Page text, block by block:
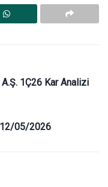
1Ç26 Kar Analizi
12/05/2026